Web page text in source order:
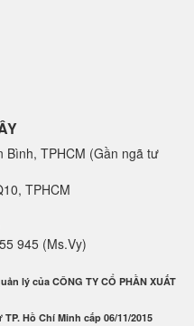
Bình, TPHCM (Gần ngã tư
TPHCM
945 (Ms.Vy)
lý của CÔNG TY CỔ PHẦN XUẤT
Hồ Chí Minh cấp 06/11/2015